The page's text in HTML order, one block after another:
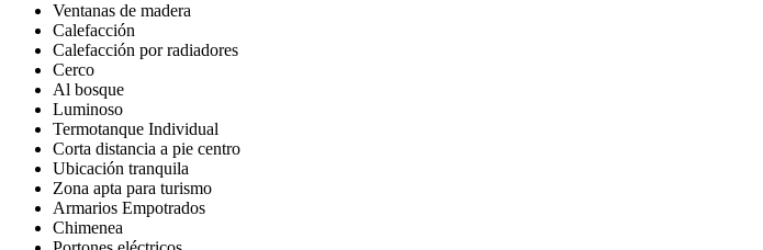
Ventanas de madera
Calefacción
Calefacción por radiadores
Cerco
Al bosque
Luminoso
Termotanque Individual
Corta distancia a pie centro
Ubicación tranquila
Zona apta para turismo
Armarios Empotrados
Chimenea